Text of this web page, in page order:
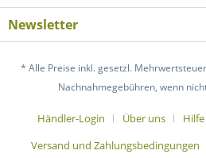
Newsletter
* Alle Preise inkl. gesetzl.
Nachnahmegebühren, wenn
Händler-Login Über uns
Versand und Zahlungsbedingungen